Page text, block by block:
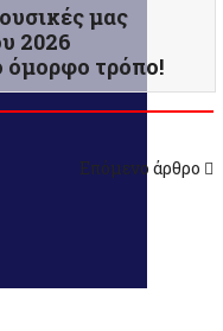
μας
2026
όμορφο τρόπο!
Επόμενο άρθρο